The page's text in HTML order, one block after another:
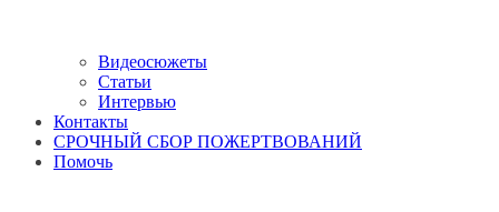
Видеосюжеты
Статьи
Интервью
Контакты
СРОЧНЫЙ СБОР ПОЖЕРТВОВАНИЙ
Помочь